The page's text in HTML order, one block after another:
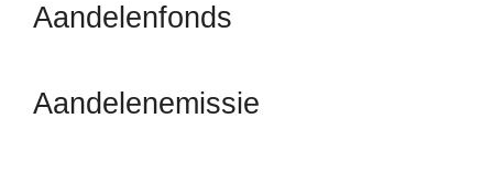
Aandelenfonds
Aandelenemissie